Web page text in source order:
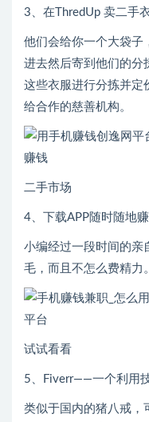
3、在ThredUp 卖二手
他们会给你一个大袋子
进去然后寄到他们的分
这些衣服进行分拣并定
给合作的慈善机构。
二手市场
4、下载APP随时随地
小编经过一段时间的亲
毛，而且不怎么费精力。
试试看看
5、Fiverr——一个利用
类似于国内的猪八戒，